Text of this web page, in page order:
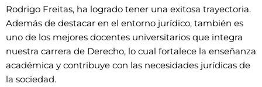
Rodrigo Freitas, ha logrado tener una exitosa trayectoria.
Además de destacar en el entorno jurídico, también es
uno de los mejores docentes universitarios que integra
nuestra carrera de Derecho, lo cual fortalece la enseñanza
académica y contribuye con las necesidades jurídicas de
la sociedad.